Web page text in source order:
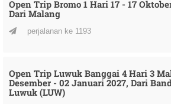
Open Trip Bromo 1 Hari 17 - 17
Dari Malang
perjalanan ke 1193
Open Trip Luwuk Banggai 4 Hari 3
Desember - 02 Januari 2027, Dari
Luwuk (LUW)